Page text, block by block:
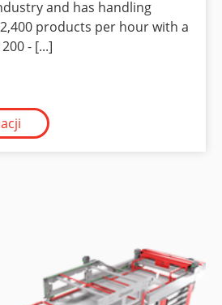
and has handling
products per hour with a
- [...]